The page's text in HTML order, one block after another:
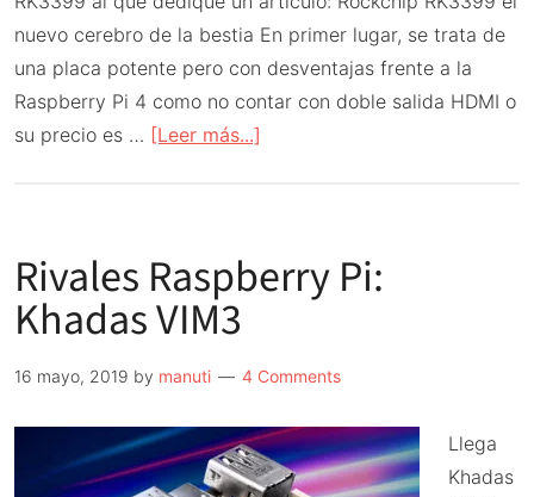
nuevo cerebro de la bestia En primer lugar, se trata de
una placa potente pero con desventajas frente a la
Raspberry Pi 4 como no contar con doble salida HDMI o
su precio es … [Leer más...]
Pi:
NanoPi
Rivales Raspberry Pi:
Khadas VIM3
16 mayo, 2019 by manuti 4 Comments
Llega
Khadas